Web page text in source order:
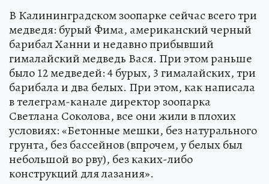
В Калининградском зоопарке сейчас всего три
медведя: бурый Фима, американский черный
барибал Ханни и недавно прибывший
гималайский медведь Вася. При этом раньше
было 12 медведей: 4 бурых, 3 гималайских, три
барибала и два белых. При этом, как написала
в телеграм-канале директор зоопарка
Светлана Соколова, все они жили в плохих
условиях: «Бетонные мешки, без натурального
грунта, без бассейнов (впрочем, у белых был
небольшой во рву), без каких-либо
конструкций для лазания».